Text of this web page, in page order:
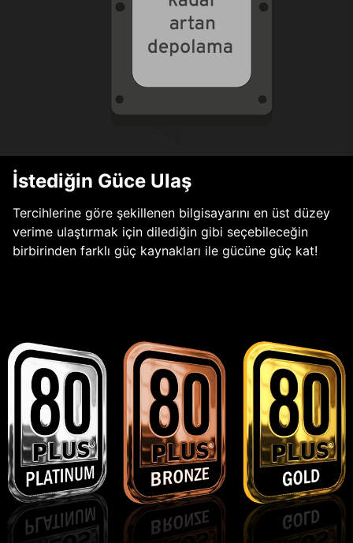
İstediğin Güce Ulaş
Tercihlerine göre şekillenen bilgisayarını en üst düzey
verime ulaştırmak için dilediğin gibi seçebileceğin
birbirinden farklı güç kaynakları ile gücüne güç kat!